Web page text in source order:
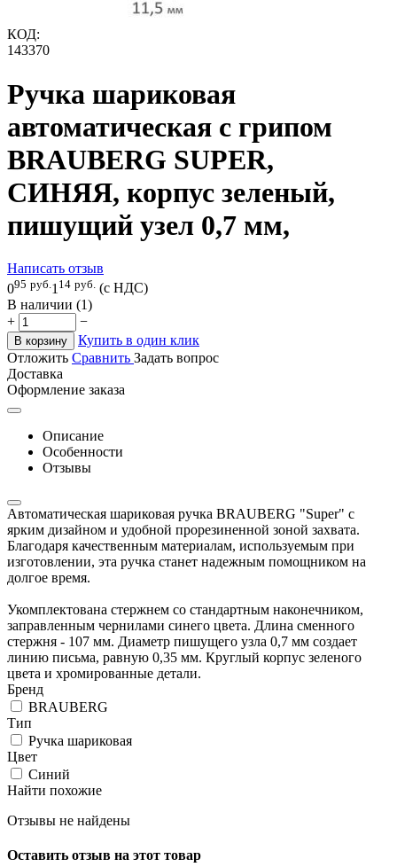
КОД:
143370
Ручка шариковая
автоматическая с грипом
BRAUBERG SUPER,
СИНЯЯ, корпус зеленый,
пишущий узел 0,7 мм,
Написать отзыв
095 руб. 1 14 руб. (с НДС)
В наличии (1)
+
−
В корзину
Купить в один клик
Отложить Сравнить Задать вопрос
Доставка
Оформление заказа
Описание
Особенности
Отзывы
Автоматическая шариковая ручка BRAUBERG "Super" с
ярким дизайном и удобной прорезиненной зоной захвата.
Благодаря качественным материалам, используемым при
изготовлении, эта ручка станет надежным помощником на
долгое время.
Укомплектована стержнем со стандартным наконечником,
заправленным чернилами синего цвета. Длина сменного
стержня - 107 мм. Диаметр пишущего узла 0,7 мм создает
линию письма, равную 0,35 мм. Круглый корпус зеленого
цвета и хромированные детали.
Бренд
BRAUBERG
Тип
Ручка шариковая
Цвет
Синий
Найти похожие
Отзывы не найдены
Оставить отзыв на этот товар